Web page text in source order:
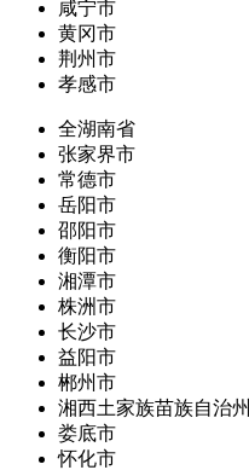
咸宁市
黄冈市
荆州市
孝感市
全湖南省
张家界市
常德市
岳阳市
邵阳市
衡阳市
湘潭市
株洲市
长沙市
益阳市
郴州市
湘西土家族苗族自治州
娄底市
怀化市